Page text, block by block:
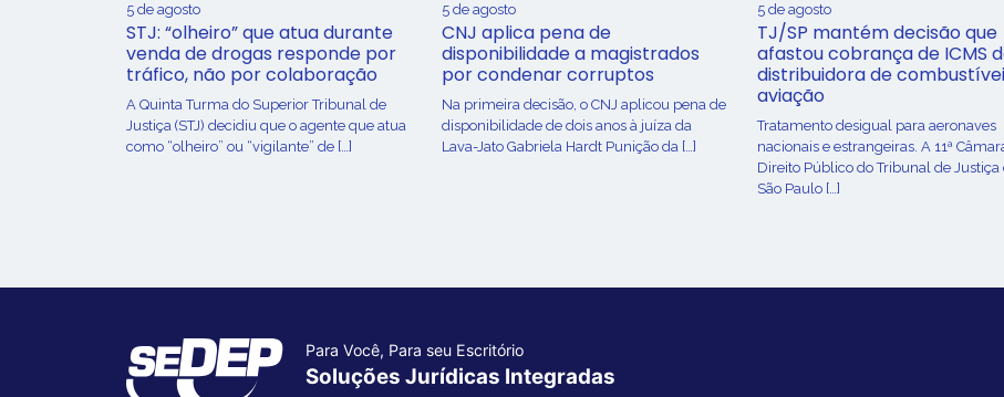
5 de agosto
STJ: “olheiro” que atua durante
venda de drogas responde por
tráfico, não por colaboração
A Quinta Turma do Superior Tribunal de
Justiça (STJ) decidiu que o agente que atua
como “olheiro” ou “vigilante” de […]
5 de agosto
CNJ aplica pena de
disponibilidade a magistrados
por condenar corruptos
Na primeira decisão, o CNJ aplicou pena de
disponibilidade de dois anos à juíza da
Lava-Jato Gabriela Hardt Punição da […]
5 de agosto
TJ/SP mantém decisão que
afastou cobrança de ICMS
distribuidora de
aviação
Tratamento desigual para aeronaves
nacionais e estrangeiras. A 11ª
Direito Público do Tribunal de Justiça
São Paulo […]
Para Você, Para seu Escritório
Soluções Jurídicas Integradas